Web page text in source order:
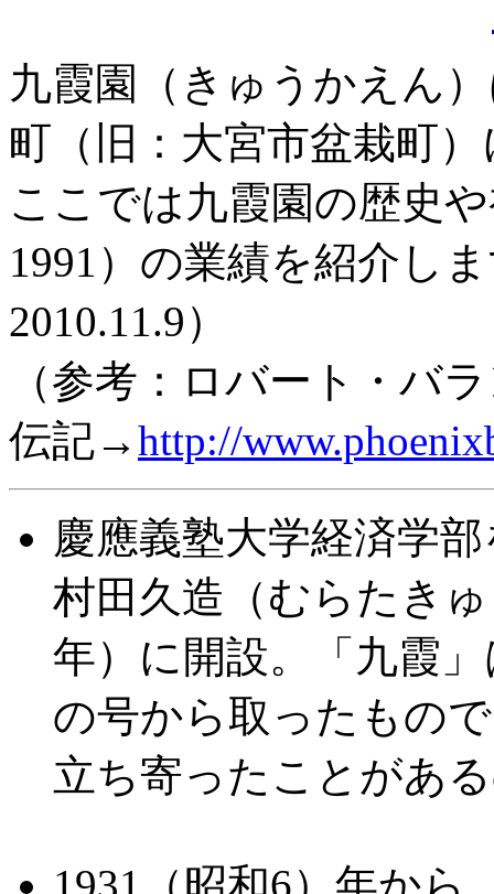
九霞園（きゅうかえん
町（旧：大宮市盆栽町
ここでは九霞園の歴史
1991）の業績を紹介し
2010.11.9）
（参考：ロバート・バ
伝記→http://
慶應義塾大学経済学
村田久造（むらたき
年）に開設。「九霞
の号から取ったもの
立ち寄ったことがあ